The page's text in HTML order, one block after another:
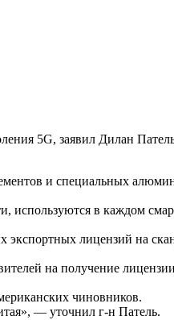
5G, заявил Дилан
и специальных
используются в каждом
экспортных лицензий на
на получение
чиновников.
— уточнил г-н Патель.